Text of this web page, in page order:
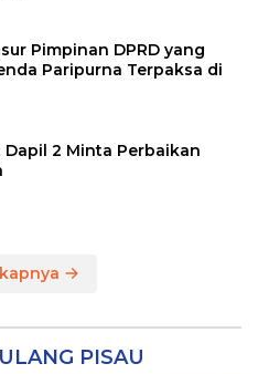
Pimpinan DPRD yang
Paripurna Terpaksa di
Dapil 2 Minta Perbaikan
PISAU